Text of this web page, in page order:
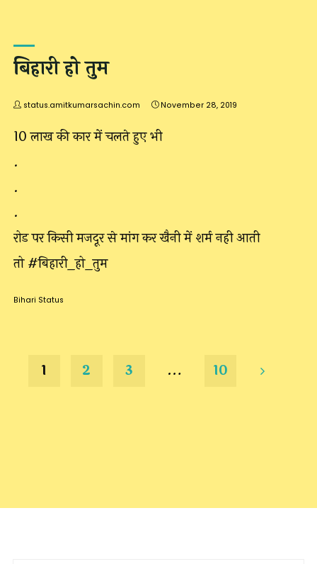
बिहारी हो तुम
status.amitkumarsachin.com November 28, 2019
10 लाख की कार में चलते हुए भी
.
.
.
रोड पर किसी मजदूर से मांग कर खैनी में शर्म नही आती
तो #बिहारी_हो_तुम
Bihari Status
1 2 3 … 10